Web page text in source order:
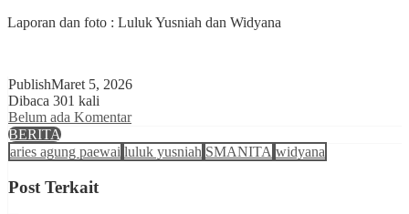
Laporan dan foto : Luluk Yusniah dan Widyana
PublishMaret 5, 2026
Dibaca 301 kali
Belum ada Komentar
BERITA
aries agung paewai luluk yusniah SMANITA widyana
Post Terkait